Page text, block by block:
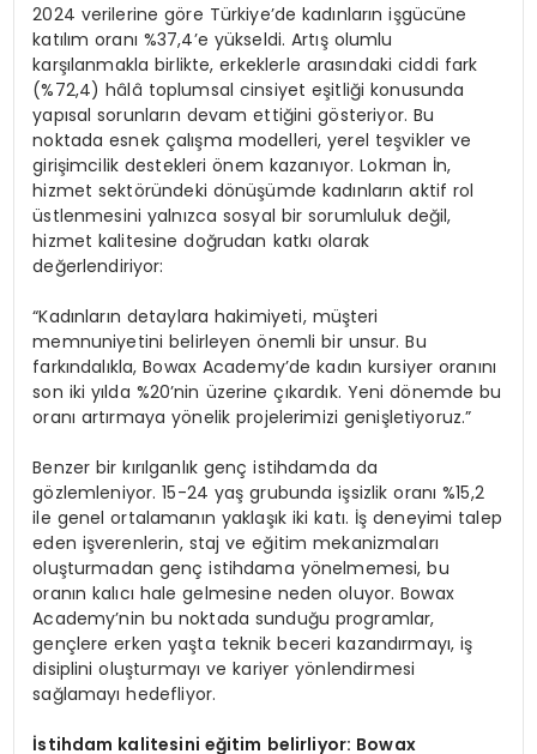
2024 verilerine göre Türkiye’de kadınların işgücüne
katılım oranı %37,4’e yükseldi. Artış olumlu
karşılanmakla birlikte, erkeklerle arasındaki ciddi fark
(%72,4) hâlâ toplumsal cinsiyet eşitliği konusunda
yapısal sorunların devam ettiğini gösteriyor. Bu
noktada esnek çalışma modelleri, yerel teşvikler ve
girişimcilik destekleri önem kazanıyor. Lokman İn,
hizmet sektöründeki dönüşümde kadınların aktif rol
üstlenmesini yalnızca sosyal bir sorumluluk değil,
hizmet kalitesine doğrudan katkı olarak
değerlendiriyor:
“Kadınların detaylara hakimiyeti, müşteri
memnuniyetini belirleyen önemli bir unsur. Bu
farkındalıkla, Bowax Academy’de kadın kursiyer oranını
son iki yılda %20’nin üzerine çıkardık. Yeni dönemde bu
oranı artırmaya yönelik projelerimizi genişletiyoruz.”
Benzer bir kırılganlık genç istihdamda da
gözlemleniyor. 15-24 yaş grubunda işsizlik oranı %15,2
ile genel ortalamanın yaklaşık iki katı. İş deneyimi talep
eden işverenlerin, staj ve eğitim mekanizmaları
oluşturmadan genç istihdama yönelmemesi, bu
oranın kalıcı hale gelmesine neden oluyor. Bowax
Academy’nin bu noktada sunduğu programlar,
gençlere erken yaşta teknik beceri kazandırmayı, iş
disiplini oluşturmayı ve kariyer yönlendirmesi
sağlamayı hedefliyor.
İstihdam kalitesini eğitim belirliyor: Bowax